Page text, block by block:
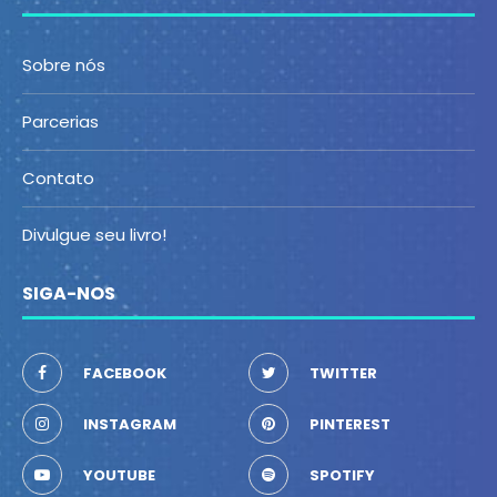
Sobre nós
Parcerias
Contato
Divulgue seu livro!
SIGA-NOS
FACEBOOK TWITTER
INSTAGRAM PINTEREST
YOUTUBE SPOTIFY